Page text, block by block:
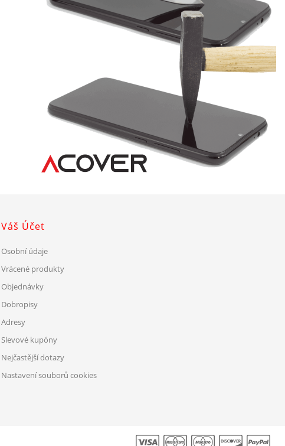
Váš Účet
Osobní údaje
Vrácené produkty
Objednávky
Dobropisy
Adresy
Slevové kupóny
Nejčastější dotazy
Nastavení souborů cookies